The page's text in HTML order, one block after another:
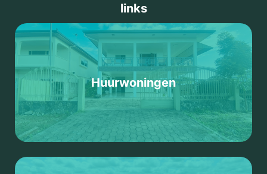
links
Huurwoningen